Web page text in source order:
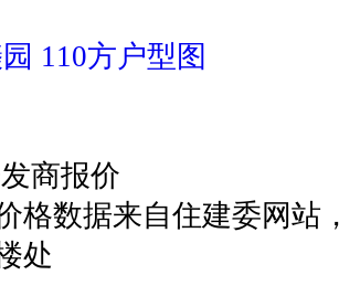
110方户型图
商报价
格数据来自住建委网站
处